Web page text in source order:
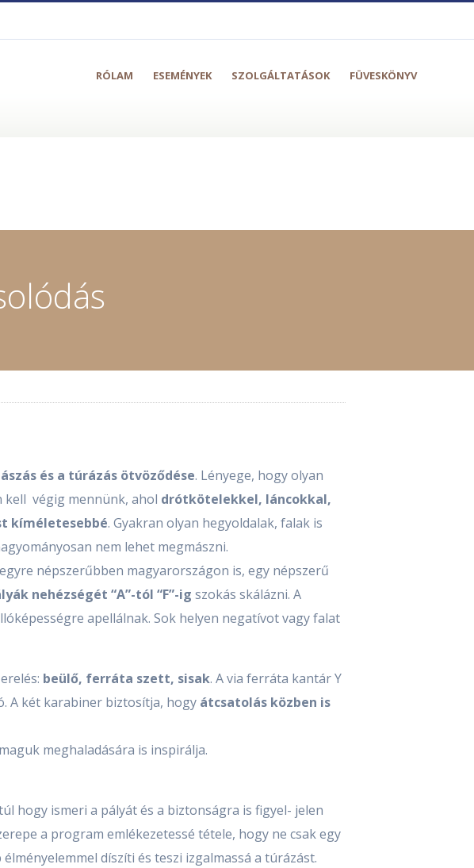
RÓLAM ESEMÉNYEK SZOLGÁLTATÁSOK FÜVESKÖNYV
és a túrázás ötvöződése. Lényege, hogy olyan
kell végig mennünk, ahol drótkötelekkel, láncokkal,
kíméletesebbé. Gyakran olyan hegyoldalak, falak is
nem lehet megmászni.
népszerűbben magyarországon is, egy népszerű
nehézségét “A”-tól “F”-ig szokás skálázni. A
apellálnak. Sok helyen negatívot vagy falat
beülő, ferráta szett, sisak. A via ferráta kantár Y
A két karabiner biztosítja, hogy átcsatolás közben is
meghaladására is inspirálja.
hogy ismeri a pályát és a biztonságra is figyel- jelen
a program emlékezetessé tétele, hogy ne csak egy
díszíti és teszi izgalmassá a túrázást.